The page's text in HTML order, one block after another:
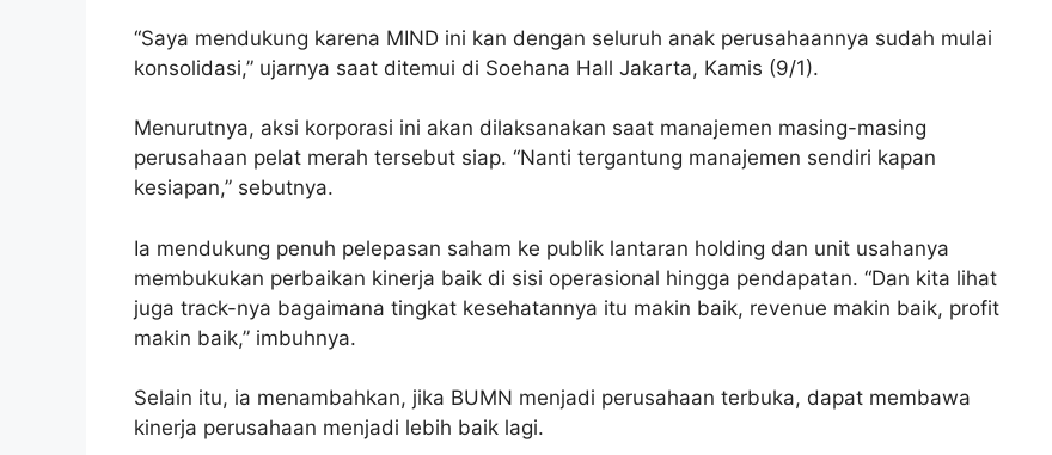
“Saya mendukung karena MIND ini kan dengan seluruh anak perusahaannya sudah mulai
konsolidasi,” ujarnya saat ditemui di Soehana Hall Jakarta, Kamis (9/1).
Menurutnya, aksi korporasi ini akan dilaksanakan saat manajemen masing-masing
perusahaan pelat merah tersebut siap. “Nanti tergantung manajemen sendiri kapan
kesiapan,” sebutnya.
Ia mendukung penuh pelepasan saham ke publik lantaran holding dan unit usahanya
membukukan perbaikan kinerja baik di sisi operasional hingga pendapatan. “Dan kita lihat
juga track-nya bagaimana tingkat kesehatannya itu makin baik, revenue makin baik, profit
makin baik,” imbuhnya.
Selain itu, ia menambahkan, jika BUMN menjadi perusahaan terbuka, dapat membawa
kinerja perusahaan menjadi lebih baik lagi.